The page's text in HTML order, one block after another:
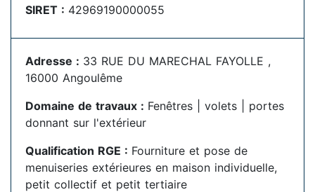
SIRET : 42969190000055
Adresse : 33 RUE DU MARECHAL FAYOLLE ,
16000 Angoulême
Domaine de travaux : Fenêtres | volets | portes
donnant sur l'extérieur
Qualification RGE : Fourniture et pose de
menuiseries extérieures en maison individuelle,
petit collectif et petit tertiaire